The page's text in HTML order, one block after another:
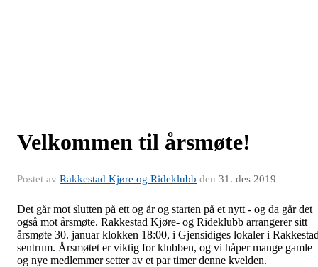
Velkommen til årsmøte!
Postet av Rakkestad Kjøre og Rideklubb den 31. des 2019
Det går mot slutten på ett og år og starten på et nytt - og da går det
også mot årsmøte. Rakkestad Kjøre- og Rideklubb arrangerer sitt
årsmøte 30. januar klokken 18:00, i Gjensidiges lokaler i
sentrum. Årsmøtet er viktig for klubben, og vi håper mange gamle
og nye medlemmer setter av et par timer denne kvelden.